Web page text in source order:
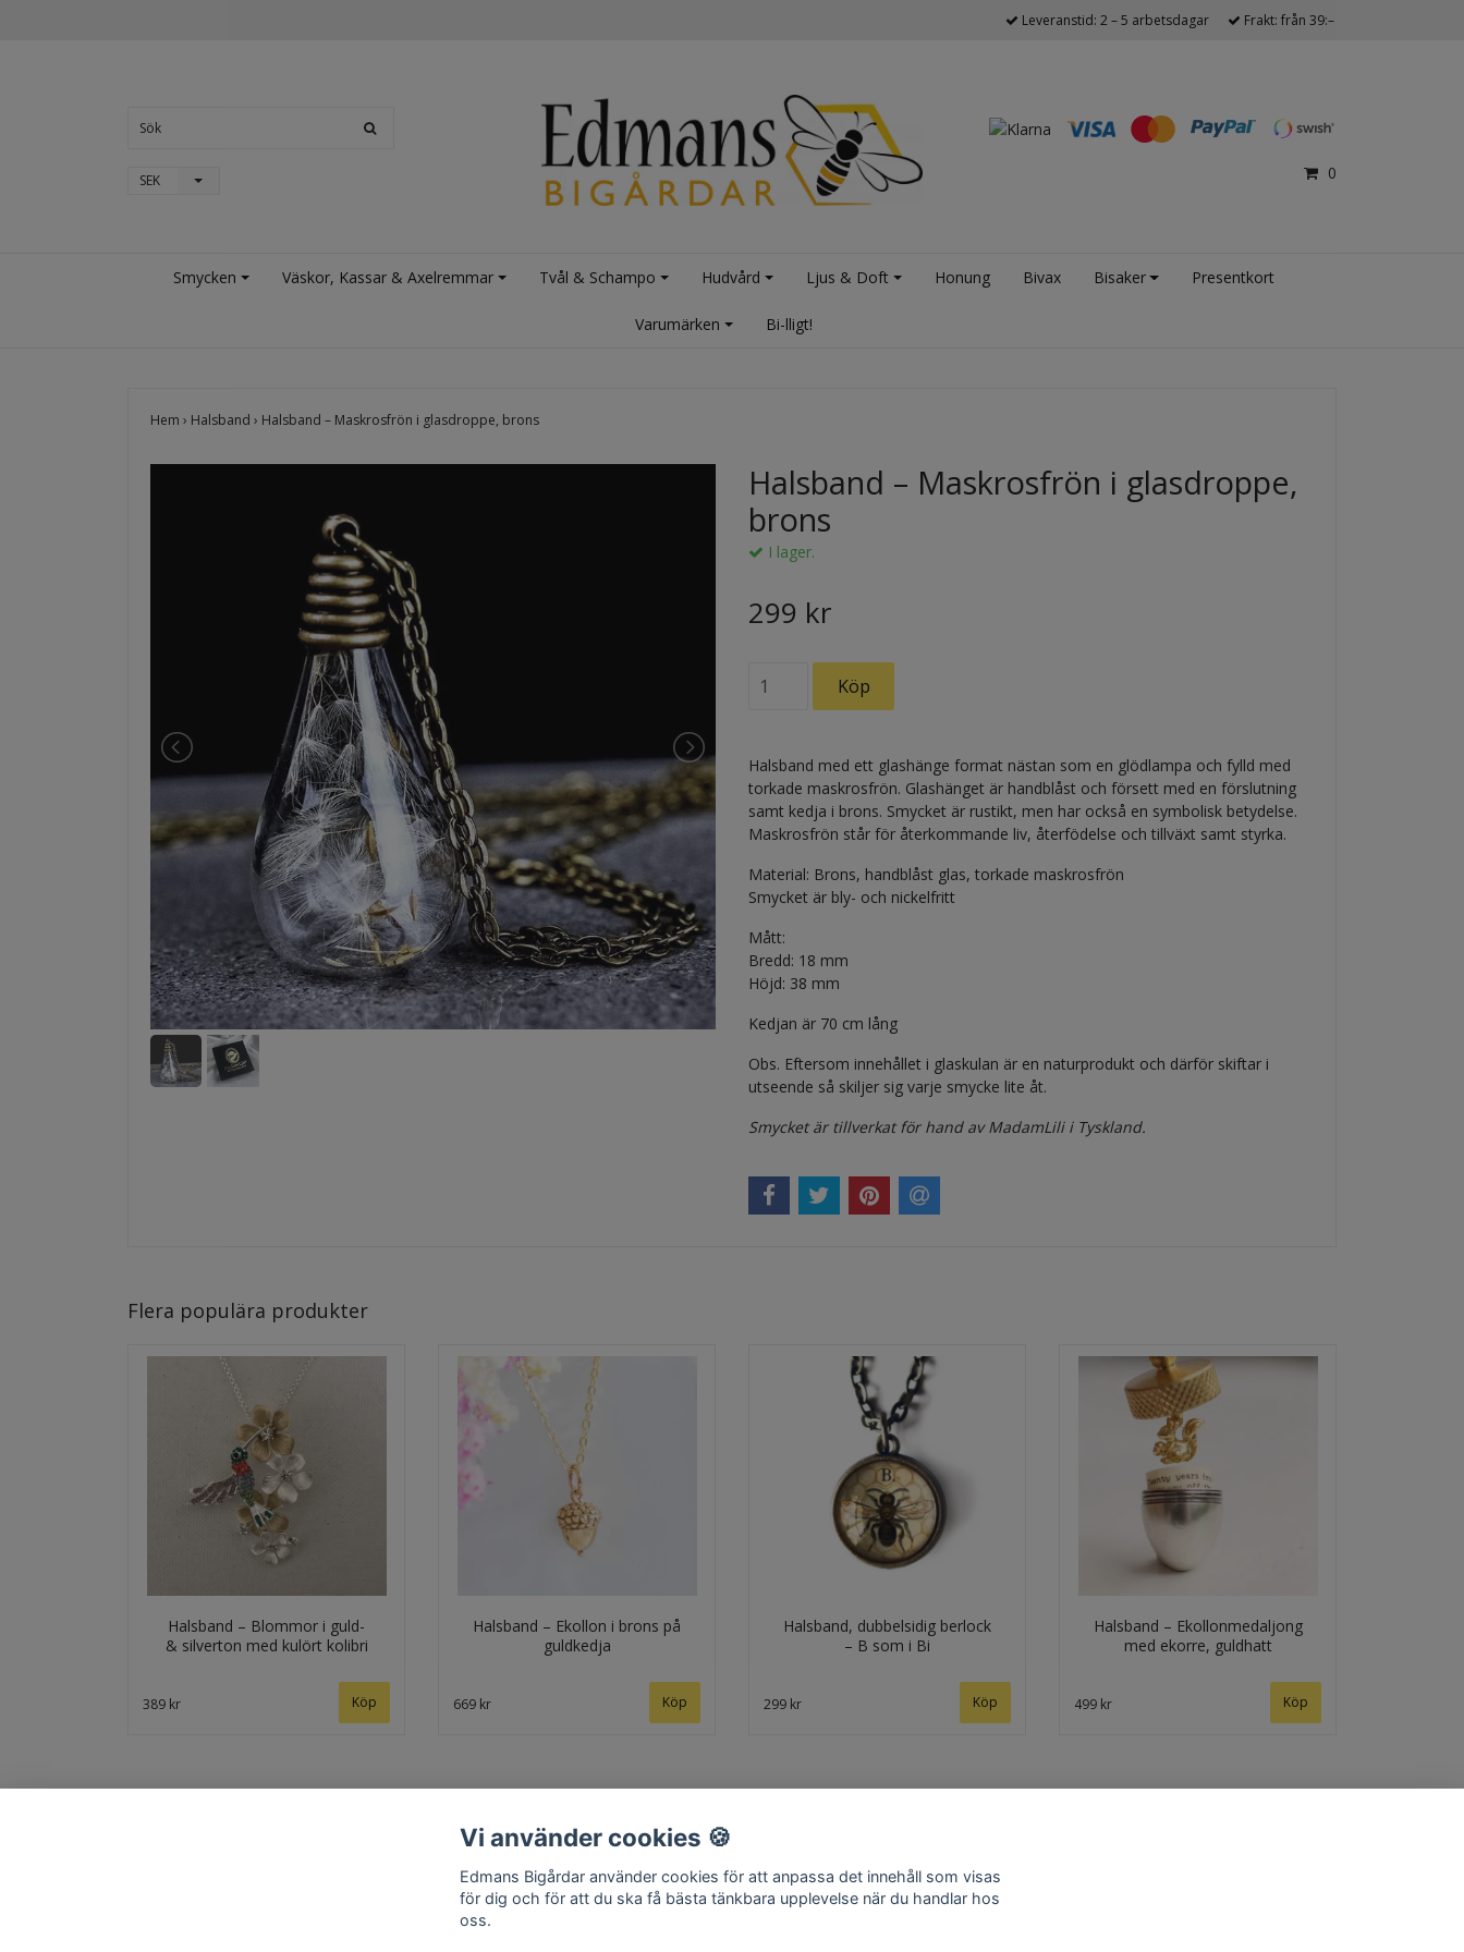
Leveranstid: 2 – 5 arbetsdagar Frakt: från 39:–
SEK 0
Smycken Väskor, Kassar & Axelremmar Tvål & Schampo Hudvård Ljus & Doft Honung Bivax Bisaker Presentkort
Varumärken Bi-lligt!
Hem › Halsband › Halsband – Maskrosfrön i glasdroppe, brons
Halsband – Maskrosfrön i glasdroppe,
brons
I lager.
299 kr
Halsband med ett glashänge format nästan som en glödlampa och fylld med
torkade maskrosfrön. Glashänget är handblåst och försett med en förslutning
samt kedja i brons. Smycket är rustikt, men har också en symbolisk betydelse.
Maskrosfrön står för återkommande liv, återfödelse och tillväxt samt styrka.
Material: Brons, handblåst glas, torkade maskrosfrön
Smycket är bly- och nickelfritt
Mått:
Bredd: 18 mm
Höjd: 38 mm
Kedjan är 70 cm lång
Obs. Eftersom innehållet i glaskulan är en naturprodukt och därför skiftar i
utseende så skiljer sig varje smycke lite åt.
Smycket är tillverkat för hand av MadamLili i Tyskland.
Flera populära produkter
Halsband – Blommor i guld-
& silverton med kulört kolibri
389 kr
Halsband – Ekollon i brons på
guldkedja
669 kr
Halsband, dubbelsidig berlock
– B som i Bi
299 kr
Halsband – Ekollonmedaljong
med ekorre, guldhatt
499 kr
Hem Om oss Kontakt Köpvillkor Surret
Vi använder cookies 🍪
Edmans Bigårdar använder cookies för att anpassa det innehåll som visas
för dig och för att du ska få bästa tänkbara upplevelse när du handlar hos
oss.